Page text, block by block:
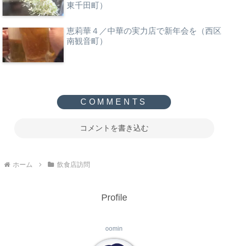
東千田町）
恵莉華４／中華の実力店で新年会を（西区
南観音町）
コメントを書き込む
ホーム 飲食店訪問
Profile
oomin